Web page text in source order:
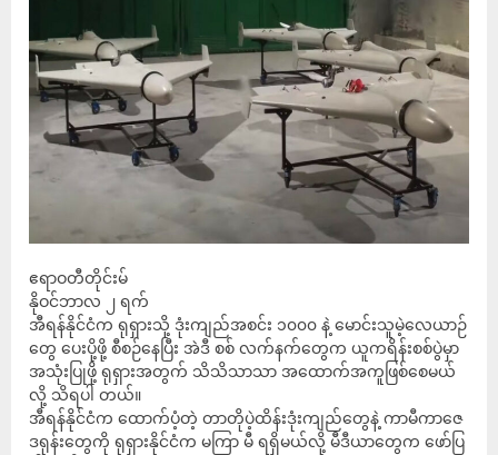
ဧရာဝတီတိုင်းမ်
နိုဝင်ဘာလ ၂ ရက်
အီရန်နိုင်ငံက ရုရှားသို့ ဒုံးကျည်အစင်း ၁၀၀၀ နဲ့ မောင်းသူမဲ့လေယာဉ်
တွေ ပေးပို့ဖို့ စီစဉ်နေပြီး အဲဒီ စစ် လက်နက်တွေက ယူကရိန်းစစ်ပွဲမှာ
အသုံးပြုဖို့ ရုရှားအတွက် သိသိသာသာ အထောက်အကူဖြစ်စေမယ်
လို့ သိရပါ တယ်။
အီရန်နိုင်ငံက ထောက်ပံ့တဲ့ တာတိုပဲ့ထိန်းဒုံးကျည်တွေနဲ့ ကာမီကာဇေ
ဒရုန်းတွေကို ရုရှားနိုင်ငံက မကြာ မီ ရရှိမယ်လို့ မီဒီယာတွေက ဖော်ပြ